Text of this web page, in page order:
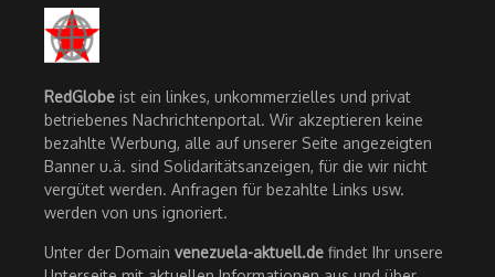
RedGlobe ist ein linkes, unkommerzielles und privat
betriebenes Nachrichtenportal. Wir akzeptieren keine
bezahlte Werbung, alle auf unserer Seite angezeigten
Banner u.ä. sind Solidaritätsanzeigen, für die wir nicht
vergütet werden. Anfragen für bezahlte Links usw.
werden von uns ignoriert.
Unter der Domain venezuela-aktuell.de findet Ihr unsere